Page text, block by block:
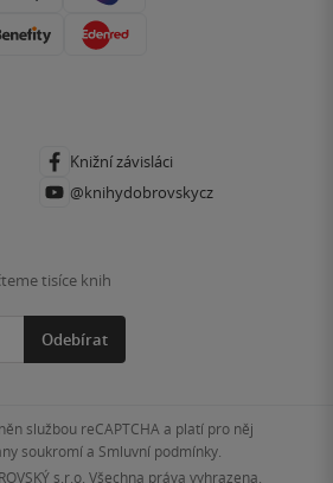
Knižní závisláci
@knihydobrovskycz
tisíce knih
Odebírat
službou reCAPTCHA a platí pro něj
soukromía Smluvní podmínky.
s.r.o. Všechna práva vyhrazena.